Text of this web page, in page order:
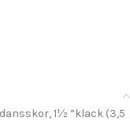
1½ ”klack (3,5